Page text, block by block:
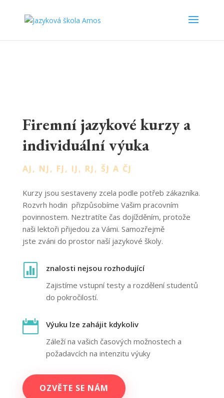
Firemní jazykové kurzy a
individuální výuka
AJ, NJ, FJ, IJ, RJ, ŠJ A ČJ
Kurzy jsou sestaveny zcela podle potřeb zákazníka.
Rozvrh hodin přizpůsobíme Vašim pracovním
povinnostem. Neztratíte čas dojížděním, protože
naši lektoři přijedou za Vámi. Samozřejmě
jste zváni do prostor naší jazykové školy.

znalosti nejsou rozhodující
Zajistíme vstupní testy a rozdělení studentů
do pokročilostí.

Výuku lze zahájit kdykoliv
Záleží na vašich časových možnostech a
požadavcích na intenzitu výuky
OZVĚTE SE NÁM